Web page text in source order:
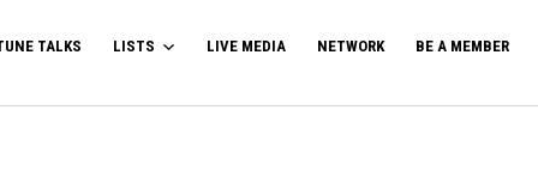
TALKS LISTS LIVE MEDIA NETWORK BE A MEMBER